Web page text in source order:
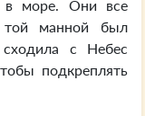
в море. Они все
манной был
с Небес
подкреплять